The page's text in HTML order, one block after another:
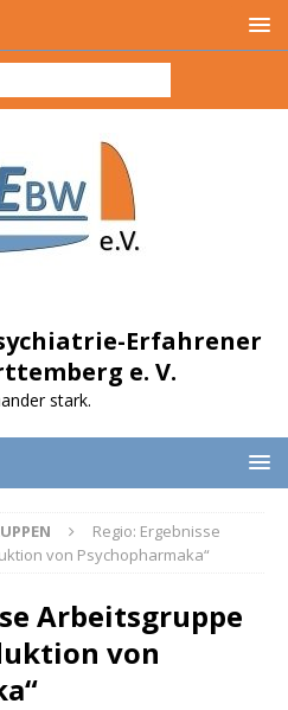
Erfahrener
e. V.
stark.
Regio: Ergebnisse
von Psychopharmaka“
Arbeitsgruppe
von